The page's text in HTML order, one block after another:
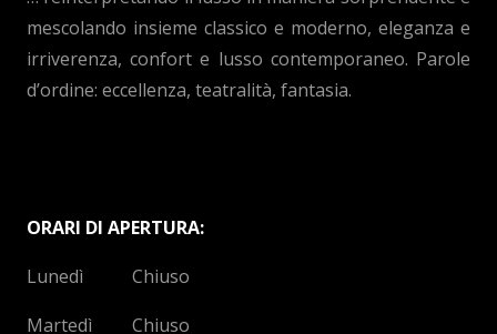
mescolando insieme classico e moderno, eleganza e
irriverenza, confort e lusso contemporaneo. Parole
d’ordine: eccellenza, teatralità, fantasia.
ORARI DI APERTURA:
Lunedì Chiuso
Martedì Chiuso